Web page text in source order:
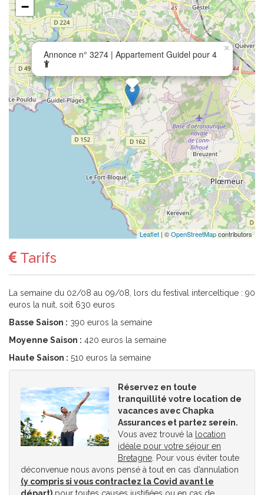
Annonce n° 3274 | Appartement Guidel pour 4
×
−
Leaflet| ©OpenStreetMapcontributors
Tarifs
La semaine du 02/08 au 09/08, lors du festival interceltique : 90
euros la nuit, soit 630 euros
Basse Saison : 390 euros la semaine
Moyenne Saison : 420 euros la semaine
Haute Saison : 510 euros la semaine
Réservez en toute
tranquillité votre location de
vacances avec Chapka
Assurances et partez serein.
Vous avez trouvé la
location
idéale pour votre séjour en
Bretagne . Pour vous éviter toute
déconvenue nous avons pensé à tout en cas d’annulation
(y compris si vous contractez la Covid avant le